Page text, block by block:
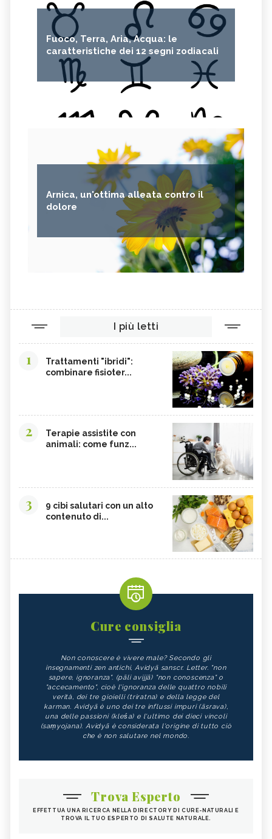
Fuoco, Terra, Aria, Acqua: le
caratteristiche dei 12 segni zodiacali
Arnica, un'ottima alleata contro il
dolore
I più letti
1
Trattamenti "ibridi":
combinare fisioter...
2
Terapie assistite con
animali: come funz...
3
9 cibi salutari con un alto
contenuto di...
Cure consiglia
Non conoscere è vivere male? Secondo gli
insegnamenti zen antichi, Avidyā sanscr. Letter. "non
sapere, ignoranza". (pāli avijjā) "non conoscenza" o
"accecamento", cioè l'ignoranza delle quattro nobili
verità, dei tre gioielli (triratna) e della legge del
karman. Avidyā è uno dei tre influssi impuri (āsrava),
una delle passioni (kleśa) e l'ultimo dei dieci vincoli
(saṃyojana). Avidyā è considerata l'origine di tutto ciò
che è non salutare nel mondo.
Trova Esperto
EFFETTUA UNA RICERCA NELLA DIRECTORY DI CURE-NATURALI E
TROVA IL TUO ESPERTO DI SALUTE NATURALE.